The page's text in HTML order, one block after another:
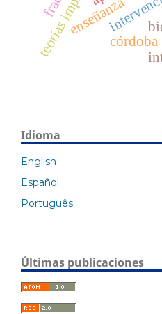
enseñanza
córdoba
Idioma
English
Español
Português
Últimas publicaciones